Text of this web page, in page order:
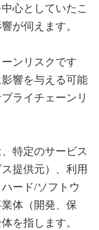
心としていたこ
が伺えます。
ンリスクです
響を与える可能
ライチェーンリ
特定のサービス
提供元）、利用
ード/ソフトウ
体（開発、保
を指します。